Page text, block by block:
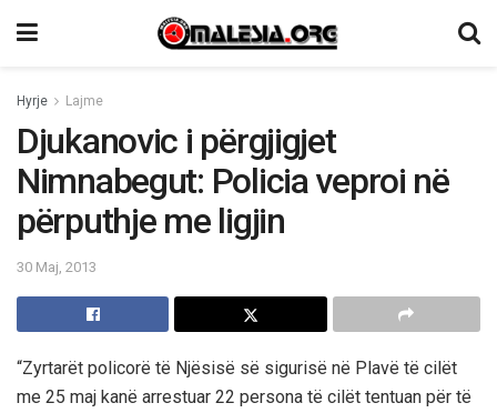
Hyrje Lajme
Djukanovic i përgjigjet
Nimnabegut: Policia veproi në
përputhje me ligjin
30 Maj, 2013
“Zyrtarët policorë të Njësisë së sigurisë në Plavë të cilët
me 25 maj kanë arrestuar 22 persona të cilët tentuan për të